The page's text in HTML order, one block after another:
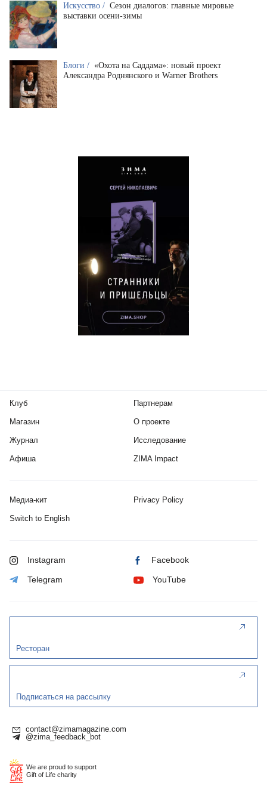
Искусство / Сезон диалогов: главные мировые
выставки осени-зимы
Блоги / «Охота на Саддама»: новый проект
Александра Роднянского и Warner Brothers
Клуб
Магазин
Журнал
Афиша
Партнерам
О проекте
Исследование
ZIMA Impact
Медиа-кит Privacy Policy
Switch to English
Instagram Facebook
Telegram YouTube
Ресторан
Подписаться на рассылку
contact@zimamagazine.com
@zima_feedback_bot
We are proud to support
Gift of Life charity